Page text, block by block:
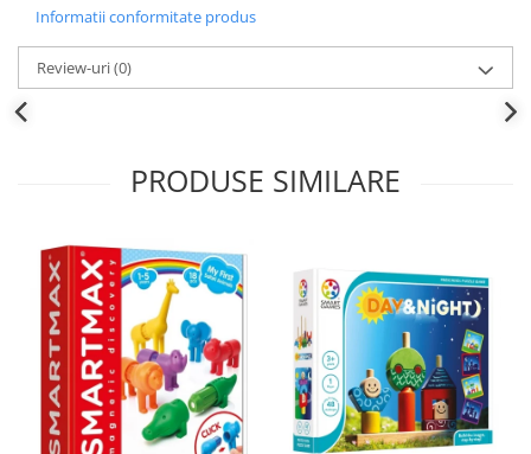
Informatii conformitate produs
Review-uri(0)
PRODUSE SIMILARE